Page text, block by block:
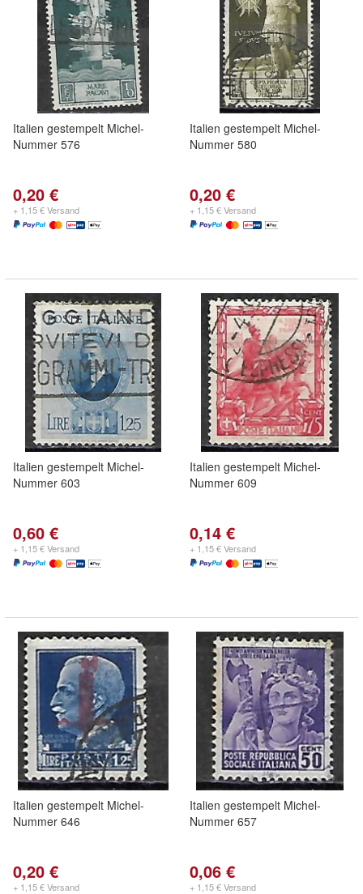
Italien gestempelt Michel-
Nummer 576
0,20 €
+ 1,15 € Versand
Italien gestempelt Michel-
Nummer 580
0,20 €
+ 1,15 € Versand
Italien gestempelt Michel-
Nummer 603
0,60 €
+ 1,15 € Versand
Italien gestempelt Michel-
Nummer 609
0,14 €
+ 1,15 € Versand
Italien gestempelt Michel-
Nummer 646
0,20 €
+ 1,15 € Versand
Italien gestempelt Michel-
Nummer 657
0,06 €
+ 1,15 € Versand